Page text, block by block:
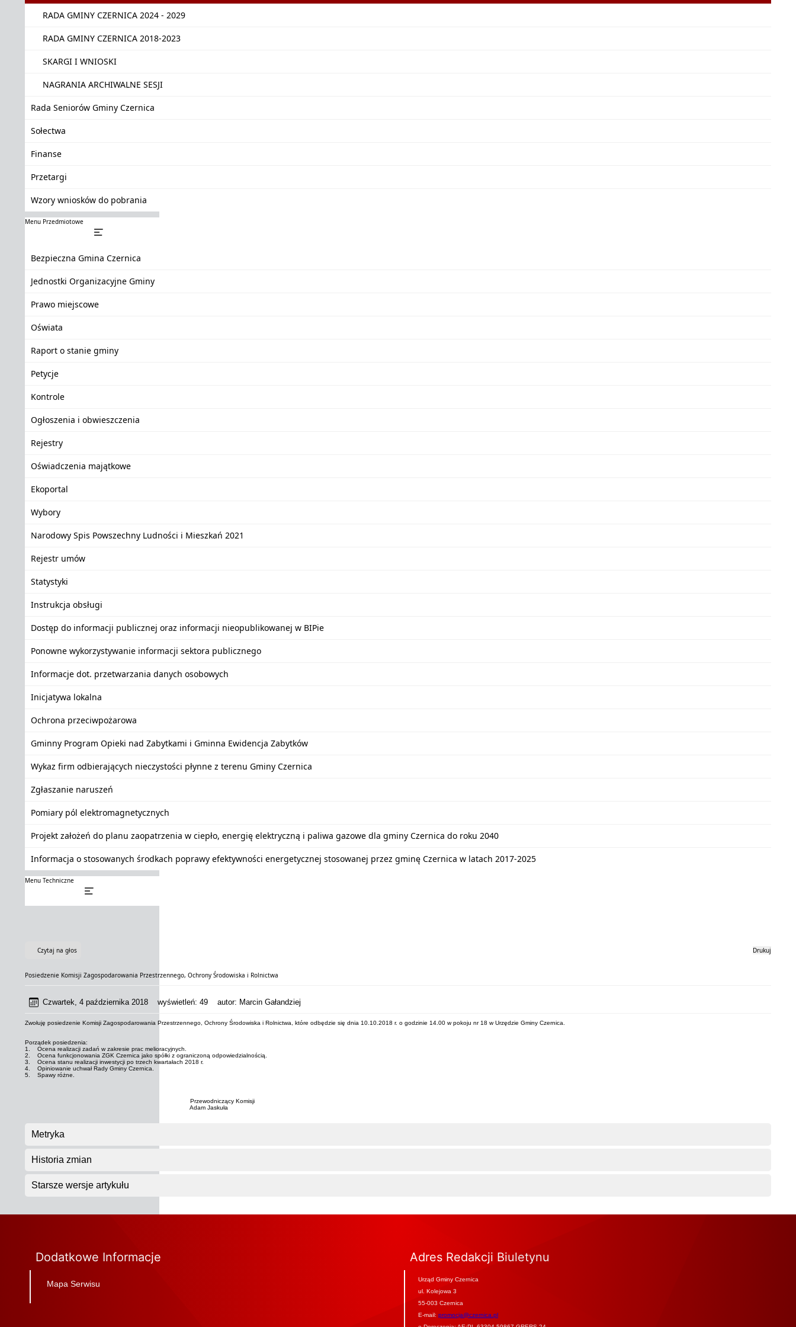
RADA GMINY CZERNICA 2024 - 2029
RADA GMINY CZERNICA 2018-2023
SKARGI I WNIOSKI
NAGRANIA ARCHIWALNE SESJI
Rada Seniorów Gminy Czernica
Sołectwa
Finanse
Przetargi
Wzory wniosków do pobrania
Menu Przedmiotowe
Bezpieczna Gmina Czernica
Jednostki Organizacyjne Gminy
Prawo miejscowe
Oświata
Raport o stanie gminy
Petycje
Kontrole
Ogłoszenia i obwieszczenia
Rejestry
Oświadczenia majątkowe
Ekoportal
Wybory
Narodowy Spis Powszechny Ludności i Mieszkań 2021
Rejestr umów
Statystyki
Instrukcja obsługi
Dostęp do informacji publicznej oraz informacji nieopublikowanej w BIPie
Ponowne wykorzystywanie informacji sektora publicznego
Informacje dot. przetwarzania danych osobowych
Inicjatywa lokalna
Ochrona przeciwpożarowa
Gminny Program Opieki nad Zabytkami i Gminna Ewidencja Zabytków
Wykaz firm odbierających nieczystości płynne z terenu Gminy Czernica
Zgłaszanie naruszeń
Pomiary pól elektromagnetycznych
Projekt założeń do planu zaopatrzenia w ciepło, energię elektryczną i paliwa gazowe dla gminy Czernica do roku 2040
Informacja o stosowanych środkach poprawy efektywności energetycznej stosowanej przez gminę Czernica w latach 2017-2025
Menu Techniczne
Czytaj na głos Drukuj
Posiedzenie Komisji Zagospodarowania Przestrzennego, Ochrony Środowiska i Rolnictwa
Czwartek, 4 października 2018 wyświetleń: 49 autor: Marcin Gałandziej
Zwołuję posiedzenie Komisji Zagospodarowania Przestrzennego, Ochrony Środowiska i Rolnictwa, które odbędzie się dnia 10.10.2018 r. o godzinie 14.00 w pokoju nr 18 w Urzędzie Gminy Czernica.
Porządek posiedzenia:
1. Ocena realizacji zadań w zakresie prac melioracyjnych.
2. Ocena funkcjonowania ZGK Czernica jako spółki z ograniczoną odpowiedzialnością.
3. Ocena stanu realizacji inwestycji po trzech kwartałach 2018 r.
4. Opiniowanie uchwał Rady Gminy Czernica.
5. Spawy różne.
Przewodniczący Komisji
Adam Jaskuła
Metryka
Historia zmian
Starsze wersje artykułu
Dodatkowe Informacje
Mapa Serwisu
Adres Redakcji Biuletynu
Urząd Gminy Czernica
ul. Kolejowa 3
55-003 Czernica
E-mail: promocja@czernica.pl